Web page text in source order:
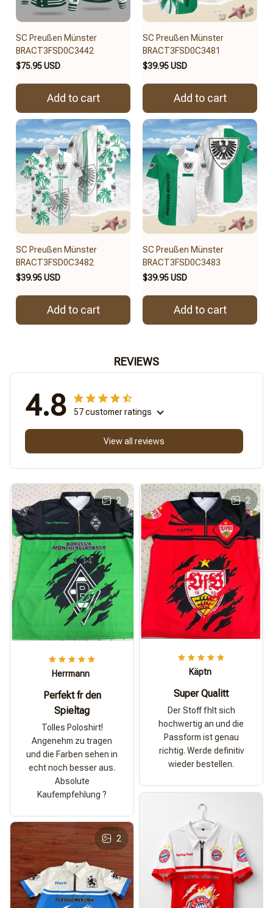
SC Preußen Münster
BRACT3FSD0C3442
$75.95 USD
Add to cart
SC Preußen Münster
BRACT3FSD0C3481
$39.95 USD
Add to cart
SC Preußen Münster
BRACT3FSD0C3482
$39.95 USD
Add to cart
SC Preußen Münster
BRACT3FSD0C3483
$39.95 USD
Add to cart
REVIEWS
4.8 57 customer ratings
View all reviews
2
Herrmann
Perfekt fr den
Spieltag
Tolles Poloshirt!
Angenehm zu tragen
und die Farben sehen in
echt noch besser aus.
Absolute
Kaufempfehlung ?
2
Käptn
Super Qualitt
Der Stoff fhlt sich
hochwertig an und die
Passform ist genau
richtig. Werde definitiv
wieder bestellen.
2